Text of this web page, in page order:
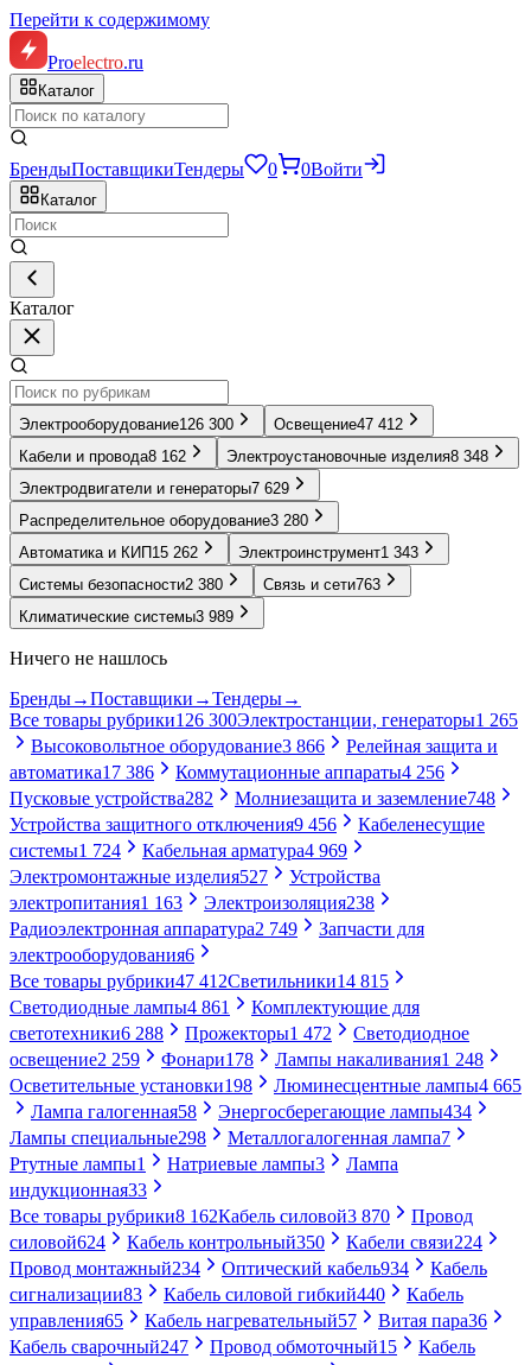
Перейти к содержимому
Proelectro.ru
Каталог
БрендыПоставщикиТендеры 0 0Войти
Каталог
Каталог
Электрооборудование126 300 Освещение47 412
Кабели и провода8 162 Электроустановочные изделия8 348
Электродвигатели и генераторы7 629
Распределительное оборудование3 280
Автоматика и КИП 15 262 Электроинструмент1 343
Системы безопасности2 380 Связь и сети763
Климатические системы3 989
Ничего не нашлось
Бренды→Поставщики →Тендеры→
Все товары рубрики126 300Электростанции, генераторы1 265
Высоковольтное оборудование3 866
Релейная защита и
автоматика17 386 Коммутационные аппараты4 256
Пусковые устройства282 Молниезащита и заземление748
Устройства защитного отключения9 456
Кабеленесущие
системы1 724 Кабельная арматура4 969
Электромонтажные изделия527
Устройства
электропитания1 163 Электроизоляция238
Радиоэлектронная аппаратура2 749
Запчасти для
электрооборудования6
Все товары рубрики47 412Светильники14 815
Светодиодные лампы4 861
Комплектующие для
светотехники6 288 Прожекторы1 472
Светодиодное
освещение2 259 Фонари178 Лампы накаливания1 248
Осветительные установки198 Люминесцентные лампы4 665
Лампа галогенная58 Энергосберегающие лампы434
Лампы специальные298 Металлогалогенная лампа7
Ртутные лампы1 Натриевые лампы3
Лампа
индукционная33
Все товары рубрики8 162Кабель силовой3 870
Провод
силовой624 Кабель контрольный350 Кабели связи224
Провод монтажный234 Оптический кабель934
Кабель
сигнализации83 Кабель силовой гибкий440
Кабель
управления65 Кабель нагревательный57 Витая пара36
Кабель сварочный247 Провод обмоточный15
Кабель